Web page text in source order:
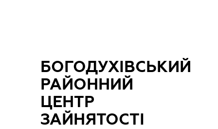
БОГОДУХІВСЬКИЙ
РАЙОННИЙ
ЦЕНТР
ЗАЙНЯТОСТІ